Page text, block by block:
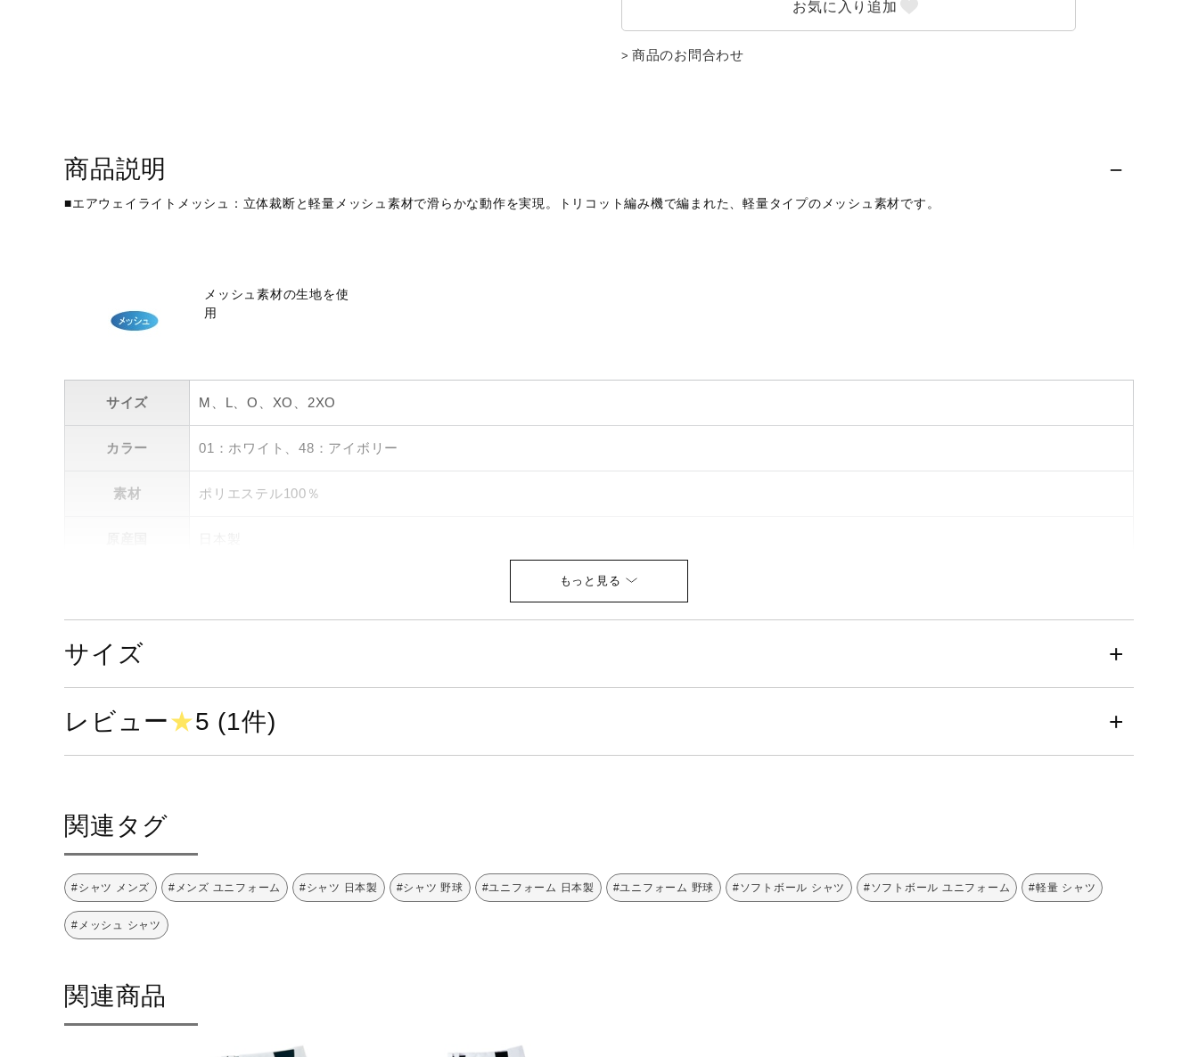
商品のお問合わせ
商品説明
■エアウェイライトメッシュ：立体裁断と軽量メッシュ素材で滑らかな動作を実現。トリコット編み機で編まれた、軽量タイプのメッシュ素材です。
メッシュ素材の生地を使
用
サイズ M、L、O、XO、2XO
カラー 01：ホワイト、48：アイボリー
素材 ポリエステル100％
サイズ
レビュー★5 (1件)
関連タグ
#シャツ メンズ #メンズ ユニフォーム #シャツ 日本製 #シャツ 野球 #ユニフォーム 日本製 #ユニフォーム 野球 #ソフトボール シャツ #ソフトボール ユニフォーム #軽量 シャツ
#メッシュ シャツ
関連商品